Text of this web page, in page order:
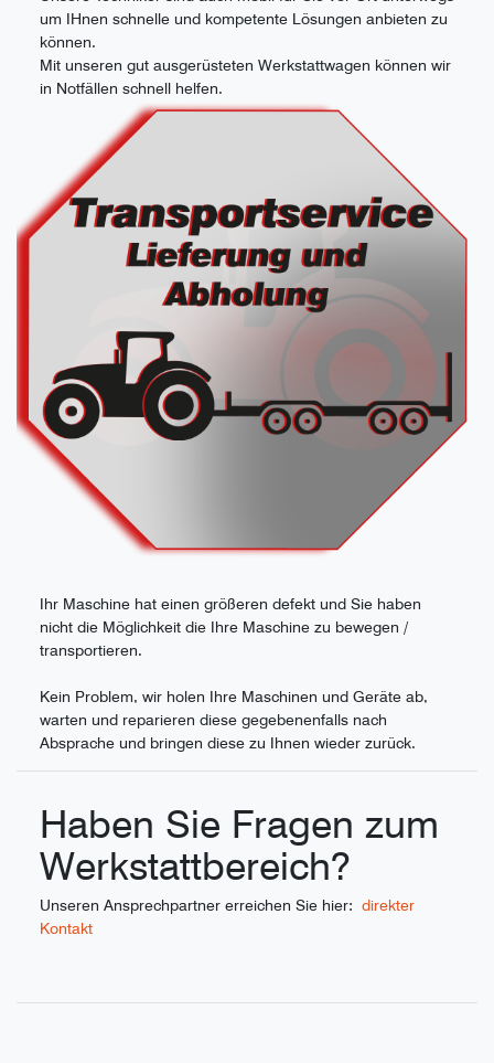
um IHnen schnelle und kompetente Lösungen anbieten zu
können.
Mit unseren gut ausgerüsteten Werkstattwagen können wir
in Notfällen schnell helfen.
Ihr Maschine hat einen größeren defekt und Sie haben
nicht die Möglichkeit die Ihre Maschine zu bewegen /
transportieren.
Kein Problem, wir holen Ihre Maschinen und Geräte ab,
warten und reparieren diese gegebenenfalls nach
Absprache und bringen diese zu Ihnen wieder zurück.
Haben Sie Fragen zum
Werkstattbereich?
Unseren Ansprechpartner erreichen Sie hier: direkter
Kontakt